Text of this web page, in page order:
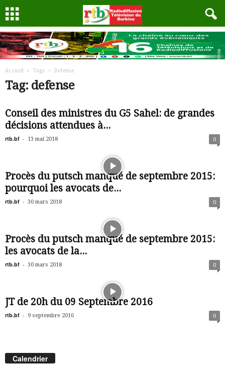
Accueil Tags Defense
Tag: defense
Conseil des ministres du G5 Sahel: de grandes
décisions attendues à...
rtb.bf - 13 mai 2018 0
Procès du putsch manqué de septembre 2015:
pourquoi les avocats de...
rtb.bf - 30 mars 2018 0
Procès du putsch manqué de septembre 2015:
les avocats de la...
rtb.bf - 30 mars 2018 0
JT de 20h du 09 Septembre 2016
rtb.bf - 9 septembre 2016 0
Calendrier